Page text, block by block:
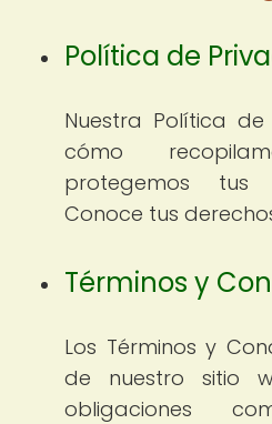
Política de
Nuestra Política
cómo
protegemos tus
Conoce tus
Términos y
Los Términos y
de nuestro sitio
obligaciones